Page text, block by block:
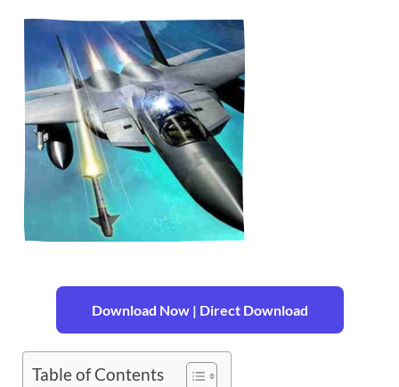
Download Now | Direct Download
Table of Contents